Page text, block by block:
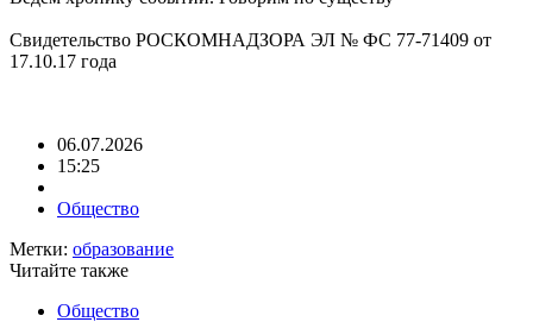
Свидетельство РОСКОМНАДЗОРА ЭЛ № ФС 77-71409 от
17.10.17 года
06.07.2026
15:25
Общество
Метки: образование
Читайте также
Общество